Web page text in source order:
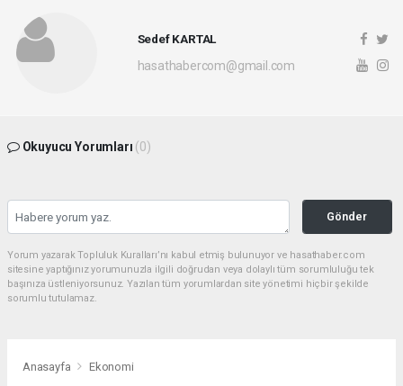
Sedef KARTAL
hasathabercom@gmail.com
Okuyucu Yorumları (0)
Gönder
Yorum yazarak Topluluk Kuralları’nı kabul etmiş bulunuyor ve hasathaber.com
sitesine yaptığınız yorumunuzla ilgili doğrudan veya dolaylı tüm sorumluluğu tek
başınıza üstleniyorsunuz. Yazılan tüm yorumlardan site yönetimi hiçbir şekilde
sorumlu tutulamaz.
Anasayfa Ekonomi